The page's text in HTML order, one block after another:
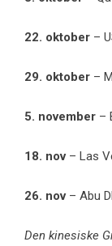
22. oktober –
29. oktober –
5. november –
18. nov – Las
26. nov – Abu
Den kinesiske